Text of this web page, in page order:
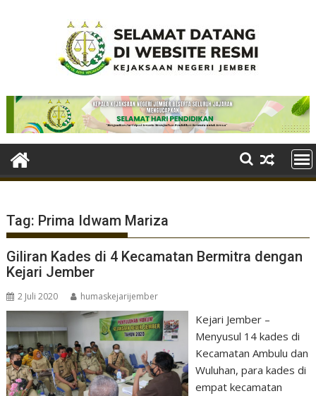
Tag: Prima Idwam Mariza
Giliran Kades di 4 Kecamatan Bermitra dengan
Kejari Jember
2 Juli 2020 humaskejarijember
Kejari Jember –
Menyusul 14 kades di
Kecamatan Ambulu dan
Wuluhan, para kades di
empat kecamatan